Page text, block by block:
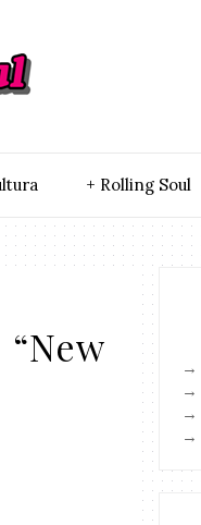
+ Rolling Soul
→
→
→
→